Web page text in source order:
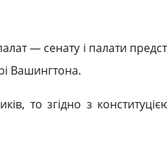
— сенату і палати
Вашингтона.
то згідно з